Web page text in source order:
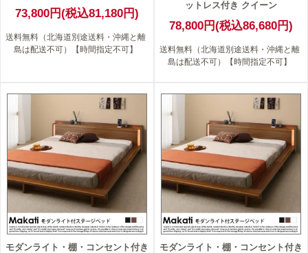
73,800円(税込81,180円)
送料無料（北海道別途送料・沖縄と離
島は配送不可）【時間指定不可】
ットレス付き クイーン
78,800円(税込86,680円)
送料無料（北海道別途送料・沖縄と離
島は配送不可）【時間指定不可】
モダンライト・棚・コンセント付き
モダンライト・棚・コンセント付き